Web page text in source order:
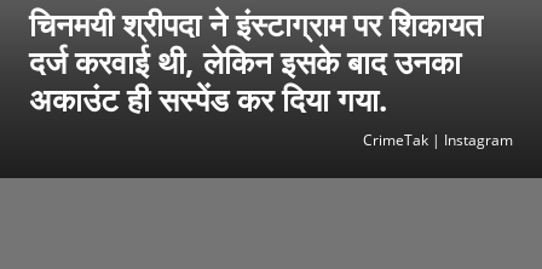
चिनमयी श्रीपदा ने इंस्टाग्राम पर शिकायत
दर्ज करवाई थी, लेकिन इसके बाद उनका
अकाउंट ही सस्पेंड कर दिया गया.
CrimeTak | Instagram